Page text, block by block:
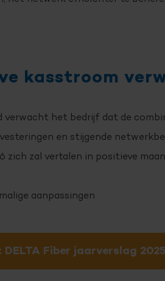
kasstroom
verwacht het bedrijf dat de
en stijgende
zich zal vertalen in positieve
aanpassingen
DELTA Fiber jaarverslag 2025